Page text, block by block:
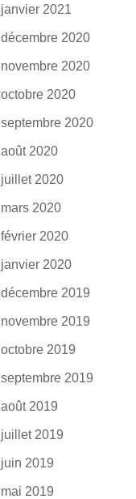
janvier 2021
décembre 2020
novembre 2020
octobre 2020
septembre 2020
août 2020
juillet 2020
mars 2020
février 2020
janvier 2020
décembre 2019
novembre 2019
octobre 2019
septembre 2019
août 2019
juillet 2019
juin 2019
mai 2019